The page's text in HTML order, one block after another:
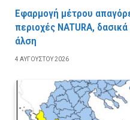
Εφαρμογή μέτρου
περιοχές NATURA,
άλση
4 ΑΥΓΟΎΣΤΟΥ 2026